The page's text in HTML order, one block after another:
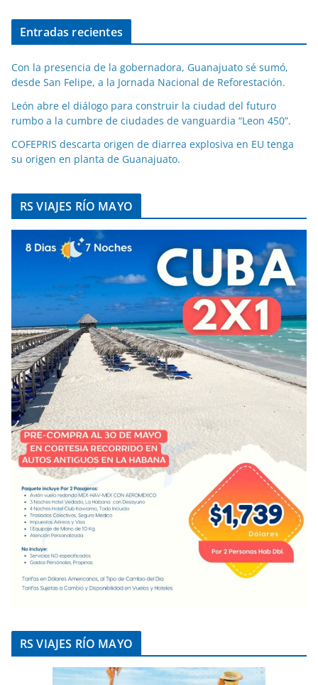
Entradas recientes
Con la presencia de la gobernadora, Guanajuato sé sumó,
desde San Felipe, a la Jornada Nacional de Reforestación.
León abre el diálogo para construir la ciudad del futuro
rumbo a la cumbre de ciudades de vanguardia “Leon 450”.
COFEPRIS descarta origen de diarrea explosiva en EU tenga
su origen en planta de Guanajuato.
RS VIAJES RÍO MAYO
RS VIAJES RÍO MAYO